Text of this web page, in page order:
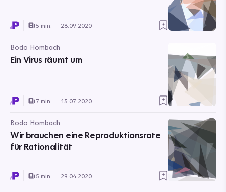
5 min. 28.09.2020
Bodo Hombach
Ein Virus räumt um
7 min. 15.07.2020
Bodo Hombach
Wir brauchen eine Reproduktionsrate
für Rationalität
5 min. 29.04.2020